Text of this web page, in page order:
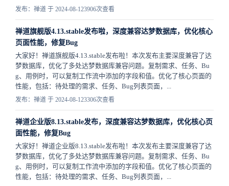
发布：禅道 于 2024-08-123906次查看
禅道旗舰版4.13.stable发布啦，深度兼容达梦数据库，优化核心
页面性能，修复Bug
大家好！禅道旗舰版4.13.stable发布啦！本次发布主要深度兼容了达
梦数据库，优化了多处达梦数据库兼容问题。复制需求、任务、Bu
g、用例时，可以复制工作流中添加的字段和值。优化了核心页面的
性能，包括：待处理的需求、任务、Bug列表页面，...
发布：禅道 于 2024-08-123306次查看
禅道企业版8.13.stable发布，深度兼容达梦数据库，优化核心页
面性能，修复Bug
大家好！禅道企业版8.13.stable发布啦！本次发布主要深度兼容了达
梦数据库，优化了多处达梦数据库兼容问题。复制需求、任务、Bu
g、用例时，可以复制工作流中添加的字段和值。优化了核心页面的
性能，包括：待处理的需求、任务、Bug列表页面，...